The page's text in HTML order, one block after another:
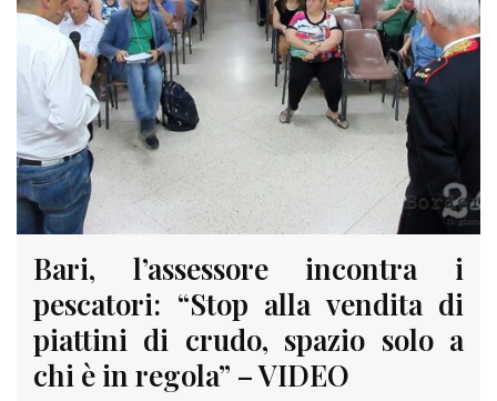
Bari, l’assessore incontra i
pescatori: “Stop alla vendita di
piattini di crudo, spazio solo a
chi è in regola” – VIDEO